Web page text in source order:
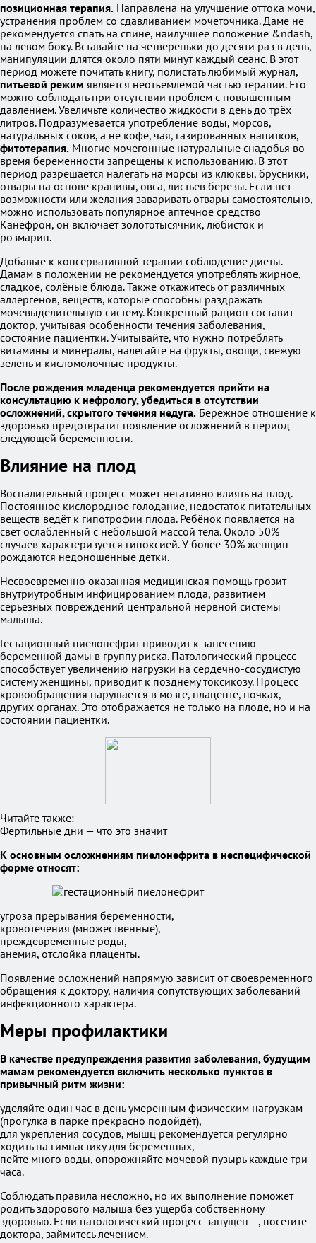
позиционная терапия. Направлена на улучшение оттока мочи,
устранения проблем со сдавливанием мочеточника. Даме не
рекомендуется спать на спине, наилучшее положение &ndash,
на левом боку. Вставайте на четвереньки до десяти раз в день,
манипуляции длятся около пяти минут каждый сеанс. В этот
период можете почитать книгу, полистать любимый журнал,
питьевой режим является неотъемлемой частью терапии. Его
можно соблюдать при отсутствии проблем с повышенным
давлением. Увеличьте количество жидкости в день до трёх
литров. Подразумевается употребление воды, морсов,
натуральных соков, а не кофе, чая, газированных напитков,
фитотерапия. Многие мочегонные натуральные снадобья во
время беременности запрещены к использованию. В этот
период разрешается налегать на морсы из клюквы, брусники,
отвары на основе крапивы, овса, листьев берёзы. Если нет
возможности или желания заваривать отвары самостоятельно,
можно использовать популярное аптечное средство
Канефрон, он включает золототысячник, любисток и
розмарин.
Добавьте к консервативной терапии соблюдение диеты.
Дамам в положении не рекомендуется употреблять жирное,
сладкое, солёные блюда. Также откажитесь от различных
аллергенов, веществ, которые способны раздражать
мочевыделительную систему. Конкретный рацион составит
доктор, учитывая особенности течения заболевания,
состояние пациентки. Учитывайте, что нужно потреблять
витамины и минералы, налегайте на фрукты, овощи, свежую
зелень и кисломолочные продукты.
После рождения младенца рекомендуется прийти на
консультацию к нефрологу, убедиться в отсутствии
осложнений, скрытого течения недуга. Бережное отношение к
здоровью предотвратит появление осложнений в период
следующей беременности.
Влияние на плод
Воспалительный процесс может негативно влиять на плод.
Постоянное кислородное голодание, недостаток питательных
веществ ведёт к гипотрофии плода. Ребёнок появляется на
свет ослабленный с небольшой массой тела. Около 50%
случаев характеризуется гипоксией. У более 30% женщин
рождаются недоношенные детки.
Несвоевременно оказанная медицинская помощь грозит
внутриутробным инфицированием плода, развитием
серьёзных повреждений центральной нервной системы
малыша.
Гестационный пиелонефрит приводит к занесению
беременной дамы в группу риска. Патологический процесс
способствует увеличению нагрузки на сердечно-сосудистую
систему женщины, приводит к позднему токсикозу. Процесс
кровообращения нарушается в мозге, плаценте, почках,
других органах. Это отображается не только на плоде, но и на
состоянии пациентки.
Читайте также:
Фертильные дни — что это значит
К основным осложнениям пиелонефрита в неспецифической
форме относят:
угроза прерывания беременности,
кровотечения (множественные),
преждевременные роды,
анемия, отслойка плаценты.
Появление осложнений напрямую зависит от своевременного
обращения к доктору, наличия сопутствующих заболеваний
инфекционного характера.
Меры профилактики
В качестве предупреждения развития заболевания, будущим
мамам рекомендуется включить несколько пунктов в
привычный ритм жизни:
уделяйте один час в день умеренным физическим нагрузкам
(прогулка в парке прекрасно подойдёт),
для укрепления сосудов, мышц рекомендуется регулярно
ходить на гимнастику для беременных,
пейте много воды, опорожняйте мочевой пузырь каждые три
часа.
Соблюдать правила несложно, но их выполнение поможет
родить здорового малыша без ущерба собственному
здоровью. Если патологический процесс запущен —, посетите
доктора, займитесь лечением.